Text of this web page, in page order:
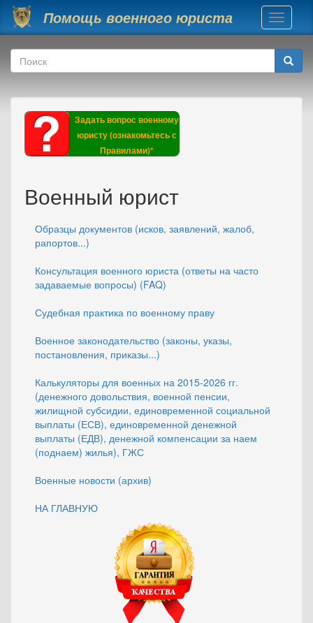
Перейти к основному содержанию
Помощь военного юриста
Toggle
Форма поиска
Поиск
Задать вопрос военному
юристу (ознакомьтесь с
Правилами)*
Военный юрист
Образцы документов (исков, заявлений, жалоб,
рапортов...)
Консультация военного юриста (ответы на часто
задаваемые вопросы) (FAQ)
Судебная практика по военному праву
Военное законодательство (законы, указы,
постановления, приказы...)
Калькуляторы для военных на 2015-2026 гг.
(денежного довольствия, военной пенсии,
жилищной субсидии, единовременной социальной
выплаты (ЕСВ), единовременной денежной
выплаты (ЕДВ), денежной компенсации за наем
(поднаем) жилья), ГЖС
Военные новости (архив)
НА ГЛАВНУЮ